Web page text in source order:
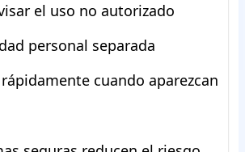
el uso no autorizado
personal separada
cuando aparezcan